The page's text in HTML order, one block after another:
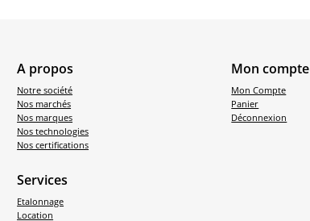
A propos
Notre société
Nos marchés
Nos marques
Nos technologies
Nos certifications
Services
Etalonnage
Location
Mon compte
Mon Compte
Panier
Déconnexion